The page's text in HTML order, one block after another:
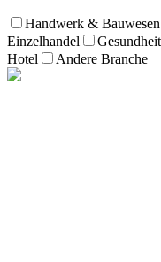
Handwerk & Bauwesen
Einzelhandel
Hotel
Andere Branche